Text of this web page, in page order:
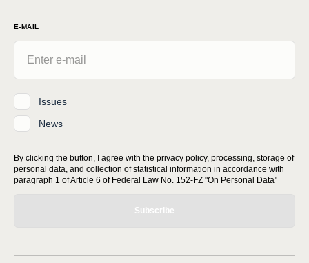
E-MAIL
Issues
News
By clicking the button, I agree with the privacy policy, processing, storage of
personal data, and collection of statistical information in accordance with
paragraph 1 of Article 6 of Federal Law No. 152-FZ "On Personal Data"
Subscribe